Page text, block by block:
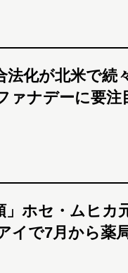
法化が北米で続
ァナデーに要注
」ホセ・ムヒカ
イで7月から薬